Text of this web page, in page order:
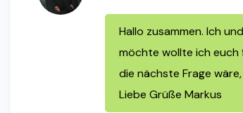
Hallo zusammen. Ich
möchte wollte ich euch
die nächste Frage
Liebe Grüße Markus